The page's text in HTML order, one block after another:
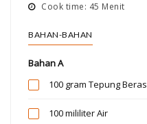
Cook time: 45 Menit
BAHAN-BAHAN
Bahan A
100 gram Tepung Beras
100 mililiterAir